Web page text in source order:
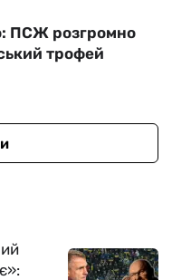
ПСЖ розгромно
трофей